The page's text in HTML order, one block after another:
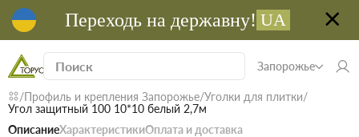
Переходь на державну! UA
Запорожье
Профиль и крепления Запорожье Уголки для плитки
Угол защитный 100 10*10 белый 2,7м
ОписаниеХарактеристикиОплата и доставка